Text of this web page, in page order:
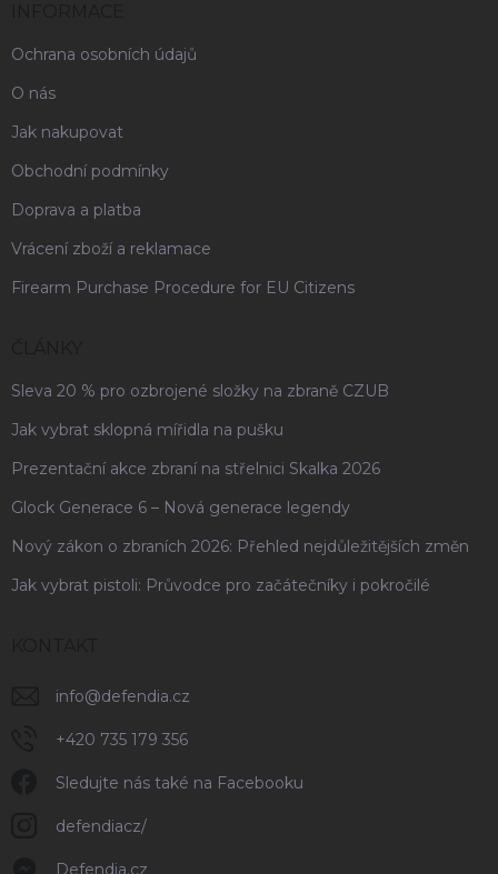
Ochrana osobních údajů
O nás
Jak nakupovat
Obchodní podmínky
Doprava a platba
Vrácení zboží a reklamace
Firearm Purchase Procedure for EU Citizens
Sleva 20 % pro ozbrojené složky na zbraně CZUB
Jak vybrat sklopná mířidla na pušku
Prezentační akce zbraní na střelnici Skalka 2026
Glock Generace 6 – Nová generace legendy
Nový zákon o zbraních 2026: Přehled nejdůležitějších změn
Jak vybrat pistoli: Průvodce pro začátečníky i pokročilé
info@defendia.cz
+420 735 179 356
Sledujte nás také na Facebooku
defendiacz/
Defendia.cz